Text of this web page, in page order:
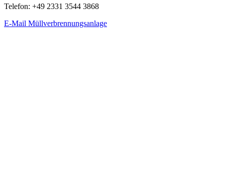
Telefon: +49 2331 3544 3868
E-Mail Müllverbrennungsanlage